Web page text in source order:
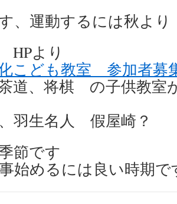
、運動するには秋よ
より
こども教室 参加者募
道、将棋 の子供教室
羽生名人 假屋崎？
節です
始めるには良い時期で